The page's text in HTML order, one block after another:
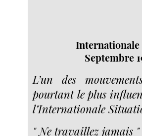
Internationale
Septembre
L’un des
pourtant le plus
l’Internationale
" Ne travaillez jamais "